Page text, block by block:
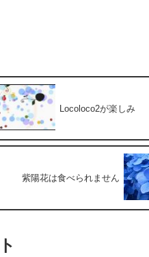
Locoloco2が楽しみ
紫陽花は食べられません